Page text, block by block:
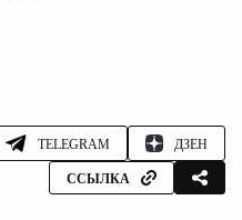
TELEGRAM ДЗЕН
ССЫЛКА